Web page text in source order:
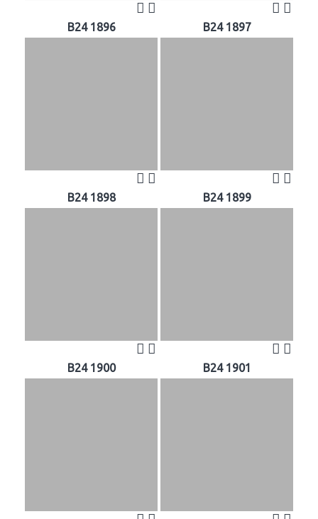
B24 1896 B24 1897
B24 1898 B24 1899
B24 1900 B24 1901